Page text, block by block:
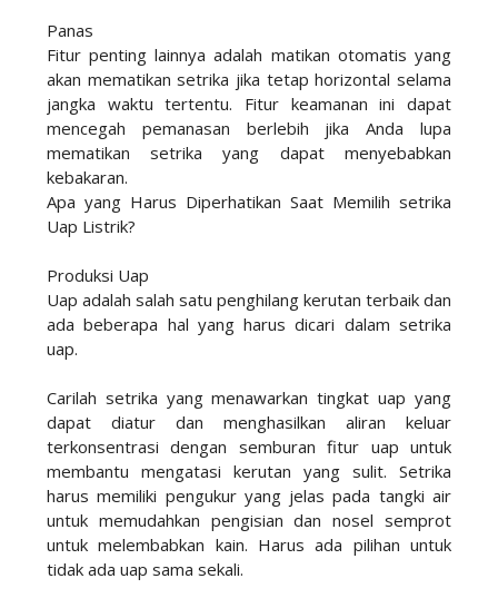
Panas
Fitur penting lainnya adalah matikan otomatis yang
akan mematikan setrika jika tetap horizontal selama
jangka waktu tertentu. Fitur keamanan ini dapat
mencegah pemanasan berlebih jika Anda lupa
mematikan setrika yang dapat menyebabkan
kebakaran.
Apa yang Harus Diperhatikan Saat Memilih setrika
Uap Listrik?
Produksi Uap
Uap adalah salah satu penghilang kerutan terbaik dan
ada beberapa hal yang harus dicari dalam setrika
uap.
Carilah setrika yang menawarkan tingkat uap yang
dapat diatur dan menghasilkan aliran keluar
terkonsentrasi dengan semburan fitur uap untuk
membantu mengatasi kerutan yang sulit. Setrika
harus memiliki pengukur yang jelas pada tangki air
untuk memudahkan pengisian dan nosel semprot
untuk melembabkan kain. Harus ada pilihan untuk
tidak ada uap sama sekali.